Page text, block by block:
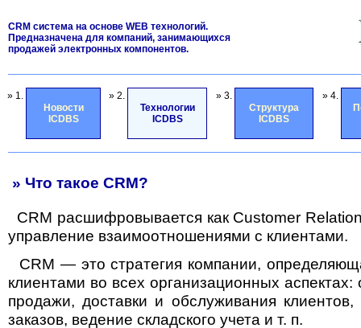
CRM система на основе WEB технологий.
Предназначена для компаний, занимающихся
продажей электронных компонентов.
» 1.
Новости
ICDBS
» 2.
Технологии
ICDBS
» 3.
Структура
ICDBS
» 4.
» Что такое CRM?
СRM расшифровывается как Customer
управление взаимоотношениями с клиентами.
CRM — это стратегия компании,
клиентами во всех организационных аспектах:
продажи, доставки и обслуживания клиентов,
заказов, ведение складского учета и т. п.